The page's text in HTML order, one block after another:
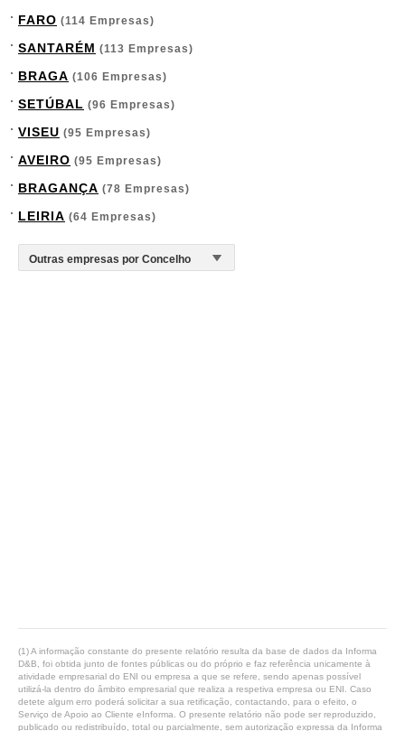
FARO (114 Empresas)
SANTARÉM (113 Empresas)
BRAGA (106 Empresas)
SETÚBAL (96 Empresas)
VISEU (95 Empresas)
AVEIRO (95 Empresas)
BRAGANÇA (78 Empresas)
LEIRIA (64 Empresas)
(1) A informação constante do presente relatório resulta da base de dados da Informa
D&B, foi obtida junto de fontes públicas ou do próprio e faz referência unicamente à
atividade empresarial do ENI ou empresa a que se refere, sendo apenas possível
utilizá-la dentro do âmbito empresarial que realiza a respetiva empresa ou ENI. Caso
detete algum erro poderá solicitar a sua retificação, contactando, para o efeito, o
Serviço de Apoio ao Cliente eInforma. O presente relatório não pode ser reproduzido,
publicado ou redistribuído, total ou parcialmente, sem autorização expressa da Informa